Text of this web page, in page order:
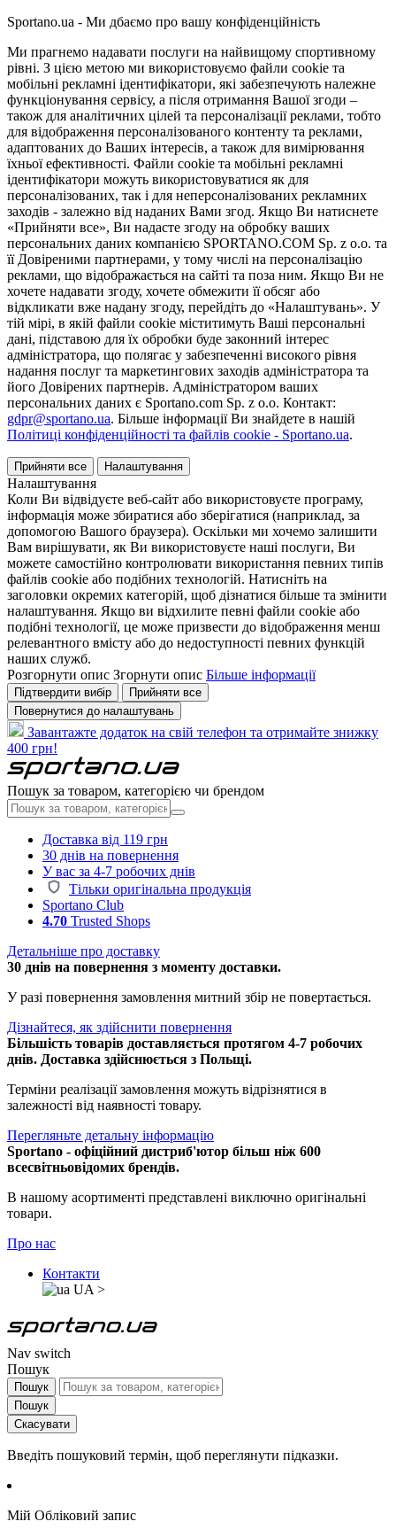
Sportano.ua - Ми дбаємо про вашу конфіденційність
Ми прагнемо надавати послуги на найвищому спортивному
рівні. З цією метою ми використовуємо файли cookie та
мобільні рекламні ідентифікатори, які забезпечують належне
функціонування сервісу, а після отримання Вашої згоди –
також для аналітичних цілей та персоналізації реклами, тобто
для відображення персоналізованого контенту та реклами,
адаптованих до Ваших інтересів, а також для вимірювання
їхньої ефективності. Файли cookie та мобільні рекламні
ідентифікатори можуть використовуватися як для
персоналізованих, так і для неперсоналізованих рекламних
заходів - залежно від наданих Вами згод. Якщо Ви натиснете
«Прийняти все», Ви надасте згоду на обробку ваших
персональних даних компанією SPORTANO.COM Sp. z o.o. та
її Довіреними партнерами, у тому числі на персоналізацію
реклами, що відображається на сайті та поза ним. Якщо Ви не
хочете надавати згоду, хочете обмежити її обсяг або
відкликати вже надану згоду, перейдіть до «Налаштувань». У
тій мірі, в якій файли cookie міститимуть Ваші персональні
дані, підставою для їх обробки буде законний інтерес
адміністратора, що полягає у забезпеченні високого рівня
надання послуг та маркетингових заходів адміністратора та
його Довірених партнерів. Адміністратором ваших
персональних даних є Sportano.com Sp. z o.o. Контакт:
gdpr@sportano.ua. Більше інформації Ви знайдете в нашій
Політиці конфіденційності та файлів cookie - Sportano.ua.
Прийняти все Налаштування
Налаштування
Коли Ви відвідуєте веб-сайт або використовуєте програму,
інформація може збиратися або зберігатися (наприклад, за
допомогою Вашого браузера). Оскільки ми хочемо залишити
Вам вирішувати, як Ви використовуєте наші послуги, Ви
можете самостійно контролювати використання певних типів
файлів cookie або подібних технологій. Натисніть на
заголовки окремих категорій, щоб дізнатися більше та змінити
налаштування. Якщо ви відхилите певні файли cookie або
подібні технології, це може призвести до відображення менш
релевантного вмісту або до недоступності певних функцій
наших служб.
Розгорнути опис Згорнути опис Більше інформації
Підтвердити вибір
Прийняти все
Повернутися до налаштувань
Завантажте додаток на свій телефон та отримайте знижку
400 грн!
Пошук за товаром, категорією чи брендом
Доставка від 119 грн
30 днів на повернення
У вас за 4-7 робочих днів
Тільки оригінальна продукція
Sportano Club
4.70 Trusted Shops
Детальніше про доставку
30 днів на повернення з моменту доставки.
У разі повернення замовлення митний збір не повертається.
Дізнайтеся, як здійснити повернення
Більшість товарів доставляється протягом 4-7 робочих
днів. Доставка здійснюється з Польщі.
Терміни реалізації замовлення можуть відрізнятися в
залежності від наявності товару.
Перегляньте детальну інформацію
Sportano - офіційний дистриб'ютор більш ніж 600
всесвітньовідомих брендів.
В нашому асортименті представлені виключно оригінальні
товари.
Про нас
Контакти
UA >
Nav switch
Пошук
Пошук
Пошук
Скасувати
Введіть пошуковий термін, щоб переглянути підказки.
Мій Обліковий запис